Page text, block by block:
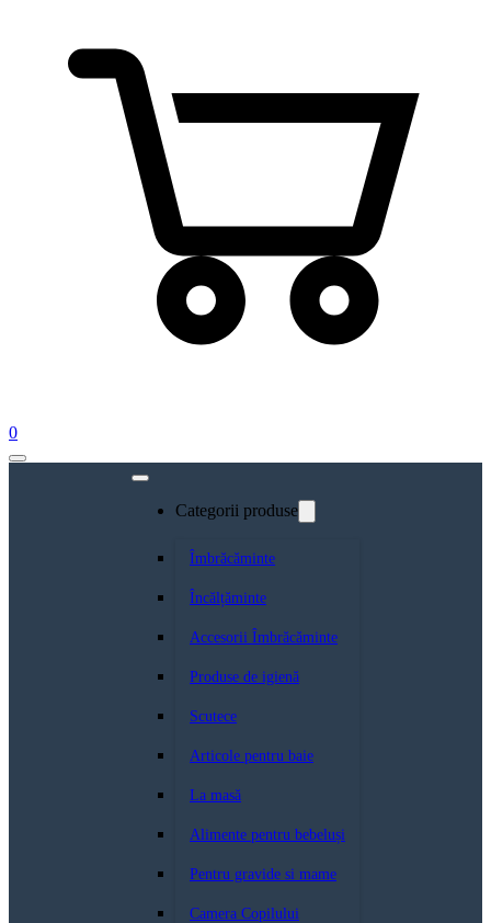
0
Categorii produse
Îmbrăcăminte
Încălțăminte
Accesorii Îmbrăcăminte
Produse de igienă
Scutece
Articole pentru baie
La masă
Alimente pentru bebeluși
Pentru gravide si mame
Camera Copilului